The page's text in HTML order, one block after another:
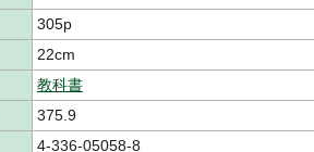
305p
22cm
教科書
375.9
4-336-05058-8